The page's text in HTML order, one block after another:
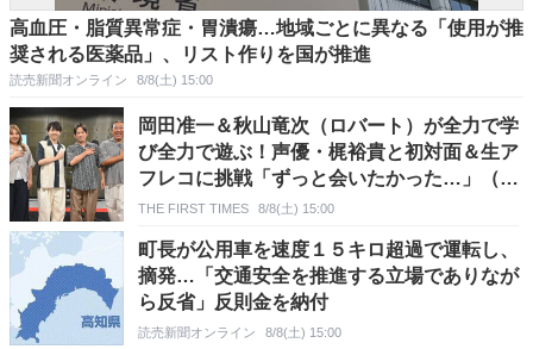
高血圧・脂質異常症・胃潰瘍…地域ごとに異なる「使用が推
奨される医薬品」、リスト作りを国が推進
読売新聞オンライン 8/8(土) 15:00
岡田准一＆秋山竜次（ロバート）が全力で学
び全力で遊ぶ！声優・梶裕貴と初対面＆生ア
フレコに挑戦「ずっと会いたかった…」（岡
田）
THE FIRST TIMES 8/8(土) 15:00
町長が公用車を速度１５キロ超過で運転し、
摘発…「交通安全を推進する立場でありなが
ら反省」反則金を納付
読売新聞オンライン 8/8(土) 15:00